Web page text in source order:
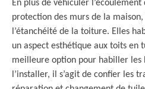
En plus de véhiculer
protection des murs de la
l’étanchéité de la toiture. Elles
un aspect esthétique aux toits en
meilleure option pour habiller les
l’installer, il s’agit de confier les